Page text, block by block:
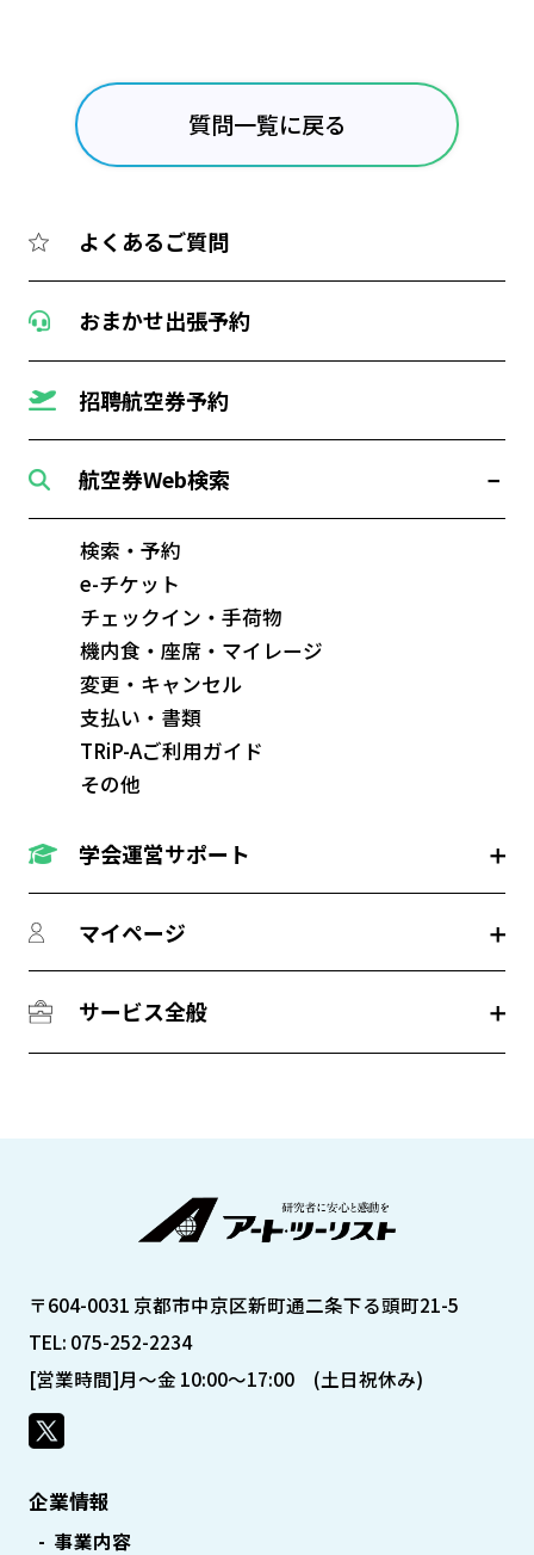
質問一覧に戻る
よくあるご質問
おまかせ出張予約
招聘航空券予約
航空券Web検索
検索・予約
e-チケット
チェックイン・手荷物
機内食・座席・マイレージ
変更・キャンセル
支払い・書類
TRiP-Aご利用ガイド
その他
学会運営サポート
マイページ
サービス全般
〒604-0031 京都市中京区新町通二条下る頭町21-5
TEL: 075-252-2234
[営業時間]月～金 10:00～17:00 (土日祝休み)
企業情報
事業内容